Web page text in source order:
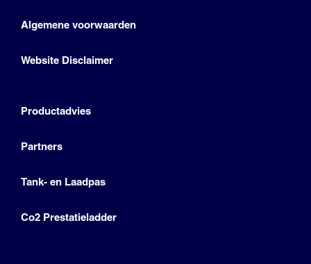
Algemene voorwaarden
Website Disclaimer
Productadvies
Partners
Tank- en Laadpas
Co2 Prestatieladder